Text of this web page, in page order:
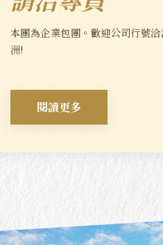
本團為企業包團。歡迎公司行號
洲!
閱讀更多